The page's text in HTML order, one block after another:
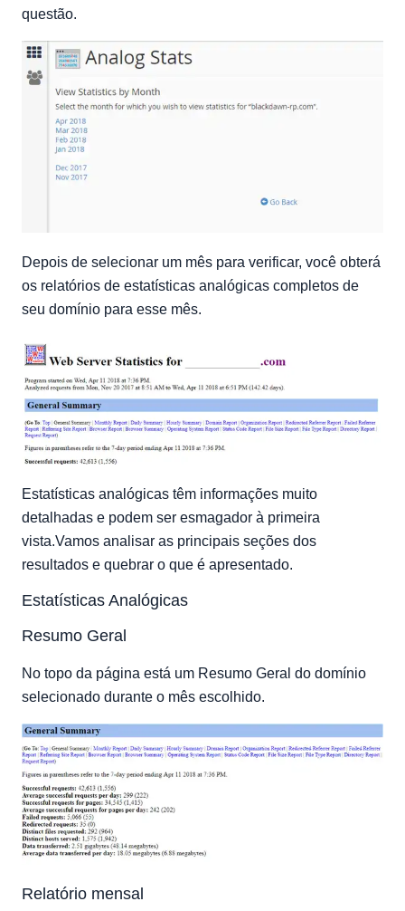
questão.
Depois de selecionar um mês para verificar, você obterá
os relatórios de estatísticas analógicas completos de
seu domínio para esse mês.
Estatísticas analógicas têm informações muito
detalhadas e podem ser esmagador à primeira
vista.Vamos analisar as principais seções dos
resultados e quebrar o que é apresentado.
Estatísticas Analógicas
Resumo Geral
No topo da página está um Resumo Geral do domínio
selecionado durante o mês escolhido.
Relatório mensal